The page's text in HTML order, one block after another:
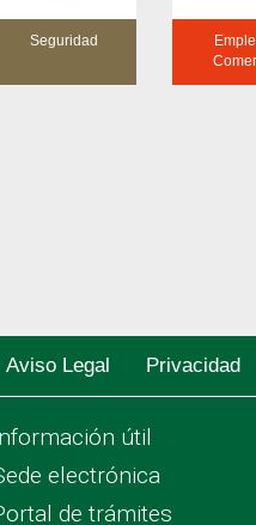
Seguridad
Aviso Legal Privacidad
útil
electrónica
de trámites